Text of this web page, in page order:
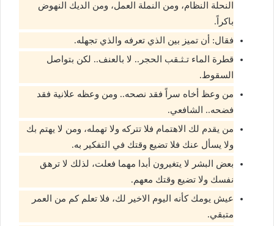
النحلة النظام، ومن النملة العمل، ومن الديك النهوض
باكراً.
فقال: أن تميز بين الذي تعرفه والذي تجهله.
قطرة الماء تـثـقب الحجر.. لا بالعنف.. لكن بتواصل
السقوط.
من وعظ أخاه سراً فقد نصحه.. ومن وعظه علانية فقد
فضحه.. الشافعي.
من يقدم لك الاهتمام فلا تتركه ولا تهمله، ومن لا يهتم بك
ولا يسأل عنك فلا تضيع وقتك في التفكير به.
بعض البشر لا يتغيرون أبدا مهما فعلت، لذلك لا ترهق
نفسك ولا تضيع وقتك معهم.
عيش يومك كأنه اليوم الاخير لك، فلا تعلم كم من العمر
متبقي.